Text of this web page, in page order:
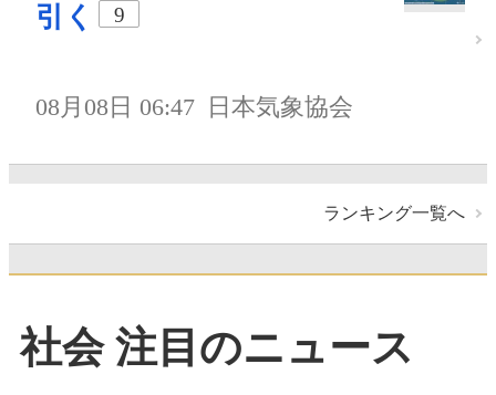
引く
9
08月08日 06:47 日本気象協会
ランキング一覧へ
社会 注目のニュース